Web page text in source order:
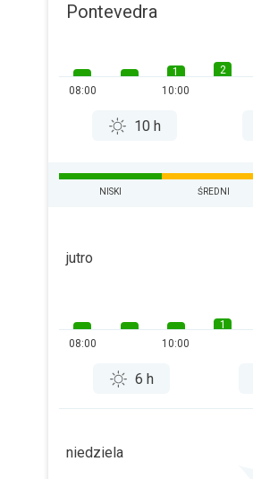
Pontevedra
08:00
1
10:00
2
10 h
NISKI ŚREDNI
jutro
08:00 10:00
1
6 h
niedziela